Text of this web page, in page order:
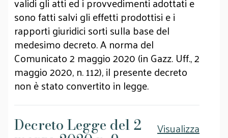
sono fatti salvi gli effetti prodottisi e i
rapporti giuridici sorti sulla base del
medesimo decreto. A norma del
Comunicato 2 maggio 2020 (in Gazz. Uff., 2
maggio 2020, n. 112), il presente decreto
non è stato convertito in legge.
Decreto Legge del 2 Visualizza